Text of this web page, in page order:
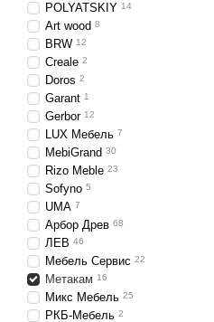
POLYATSKIY 14
Art wood 8
BRW 12
Creale 2
Doros 2
Garant 1
Gerbor 12
LUX Мебель 7
MebiGrand 30
Rizo Meble 23
Sofyno 5
UMA 7
Арбор Древ 68
ЛЕВ 46
Мебель Сервис 22
Метакам 16
Микс Мебель 25
РКБ-Мебель 2